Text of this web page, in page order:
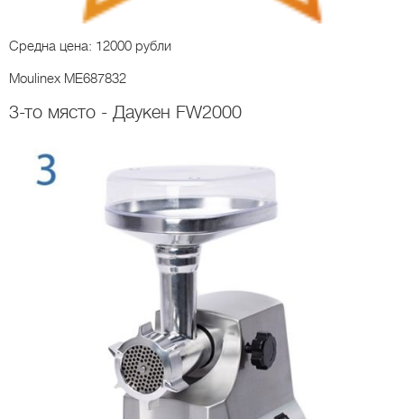
Средна цена: 12000 рубли
Moulinex ME687832
3-то място - Даукен FW2000